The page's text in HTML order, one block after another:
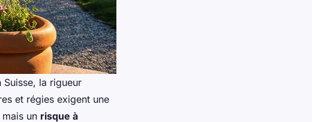
Suisse, la rigueur
et régies exigent une
un risque à